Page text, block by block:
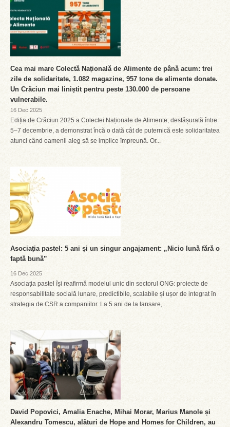
Cea mai mare Colectă Națională de Alimente de până acum: trei
zile de solidaritate, 1.082 magazine, 957 tone de alimente donate.
Un Crăciun mai liniștit pentru peste 130.000 de persoane
vulnerabile.
16 Dec 2025
Ediția de Crăciun 2025 a Colectei Naționale de Alimente, desfășurată între
5–7 decembrie, a demonstrat încă o dată cât de puternică este solidaritatea
atunci când oamenii aleg să se implice împreună. Or...
Asociația pastel: 5 ani și un singur angajament: „Nicio lună fără o
faptă bună”
16 Dec 2025
Asociația pastel își reafirmă modelul unic din sectorul ONG: proiecte de
responsabilitate socială lunare, predictibile, scalabile și ușor de integrat în
strategia de CSR a companiilor. La 5 ani de la lansare,...
David Popovici, Amalia Enache, Mihai Morar, Marius Manole și
Alexandru Tomescu, alături de Hope and Homes for Children, au